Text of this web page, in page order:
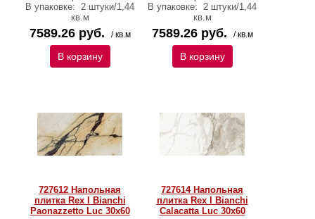
В упаковке: 2 штуки/1,44
кв.м
7589.26 руб. / кв.м
В корзину
В упаковке: 2 штуки/1,44
кв.м
7589.26 руб. / кв.м
В корзину
727612 Напольная
плитка Rex I Bianchi
Paonazzetto Luc 30x60
727614 Напольная
плитка Rex I Bianchi
Calacatta Luc 30x60